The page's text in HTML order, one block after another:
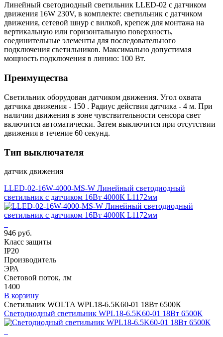
Линейный светодиодный светильник LLED-02 с датчиком
движения 16W 230V, в комплекте: светильник с датчиком
движения, сетевой шнур с вилкой, крепеж для монтажа на
вертикальную или горизонтальную поверхность,
соединительные элементы для последовательного
подключения светильников. Максимально допустимая
мощность подключения в линию: 100 Вт.
Преимущества
Светильник оборудован датчиком движения. Угол охвата
датчика движения - 150 . Радиус действия датчика - 4 м. При
наличии движения в зоне чувствительности сенсора свет
включится автоматически. Затем выключится при отсутствии
движения в течение 60 секунд.
Тип выключателя
датчик движения
LLED-02-16W-4000-MS-W Линейный светодиодный
светильник с датчиком 16Вт 4000К L1172мм
946 руб.
Класс защиты
IP20
Производитель
ЭРА
Световой поток, лм
1400
В корзину
Светильник WOLTA WPL18-6.5K60-01 18Вт 6500К
Светодиодный светильник WPL18-6.5K60-01 18Вт 6500К